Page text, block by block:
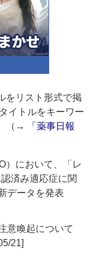
をリスト形式で掲
イトルをキーワー
（→
「薬事日報
）において、「レ
済み適応症に関
データを発表
意喚起について
21]